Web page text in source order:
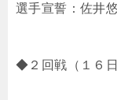
選手宣誓：佐井
◆２ 回戦 （１６